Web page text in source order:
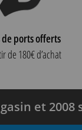
de ports offerts
de 180€ d’achat
et 2008